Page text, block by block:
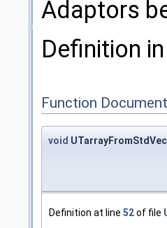
Adaptors
Definition
Function
void
Definition at line 52of file